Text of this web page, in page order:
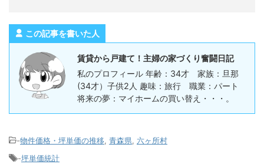
この記事を書いた人
賃貸から戸建て！主婦の家づくり奮闘日記
私のプロフィール 年齢：34才 家族：旦那
(34才）子供2人 趣味：旅行 職業：パート
将来の夢：マイホームの買い替え・・・。
-物件価格・坪単価の推移 青森県
六ヶ所村
-坪単価統計